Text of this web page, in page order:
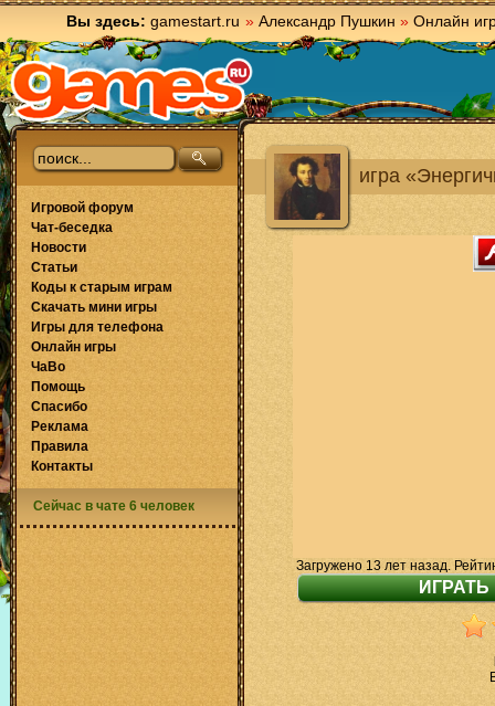
Вы здесь: gamestart.ru » Александр Пушкин » Онлайн
игра
Загружено 13 лет назад.
Игровой форум
Чат-беседка
Новости
Статьи
Коды к старым играм
Скачать мини игры
Игры для телефона
Онлайн игры
ЧаВо
Помощь
Спасибо
Реклама
Правила
Контакты
Сейчас в чате 6 человек